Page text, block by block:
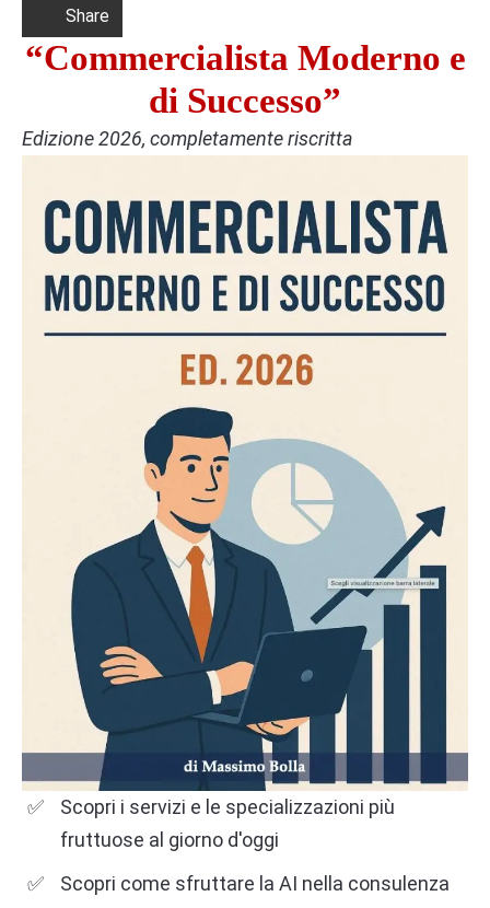
Share
“Commercialista Moderno e
di Successo”
Edizione 2026, completamente riscritta
Scopri i servizi e le specializzazioni più
fruttuose al giorno d'oggi
Scopri come sfruttare la AI nella consulenza